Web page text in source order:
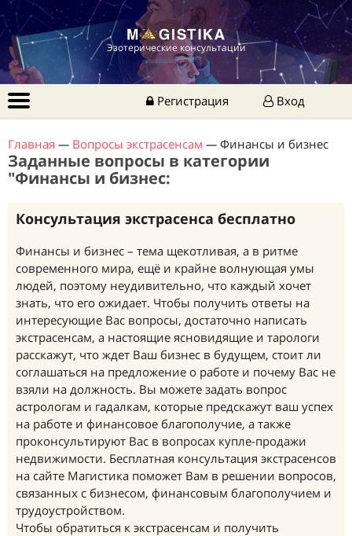
Эзотерические консультации
Регистрация Вход
Главная — Вопросы экстрасенсам — Финансы и бизнес
Заданные вопросы в категории
"Финансы и бизнес:
Консультация экстрасенса бесплатно
Финансы и бизнес – тема щекотливая, а в ритме
современного мира, ещё и крайне волнующая умы
людей, поэтому неудивительно, что каждый хочет
знать, что его ожидает. Чтобы получить ответы на
интересующие Вас вопросы, достаточно написать
экстрасенсам, а настоящие ясновидящие и тарологи
расскажут, что ждет Ваш бизнес в будущем, стоит ли
соглашаться на предложение о работе и почему Вас не
взяли на должность. Вы можете задать вопрос
астрологам и гадалкам, которые предскажут ваш успех
на работе и финансовое благополучие, а также
проконсультируют Вас в вопросах купле-продажи
недвижимости. Бесплатная консультация экстрасенсов
на сайте Магистика поможет Вам в решении вопросов,
связанных с бизнесом, финансовым благополучием и
трудоустройством.
Чтобы обратиться к экстрасенсам и получить